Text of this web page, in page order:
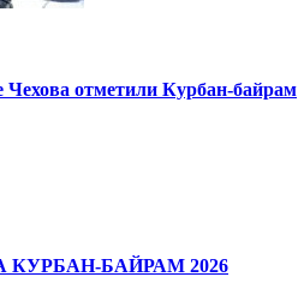
отметили Курбан-байрам
БАЙРАМ 2026